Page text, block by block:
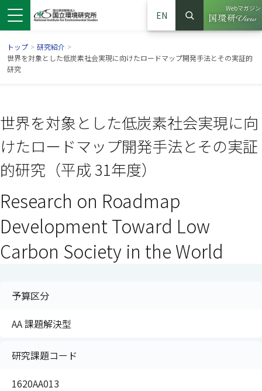
ドウで開きます）
ンドウで開きます）
ウインドウで開きます）
EN
サイト内検索
検索
Webマガジン
（別ウイ
トップ > 研究紹介 >
世界を対象とした低炭素社会実現に向けたロードマップ開発手法とその実証的
研究
世界を対象とした低炭素社会実現に向
けたロードマップ開発手法とその実証
的研究（平成 31年度）
Research on Roadmap
Development Toward Low
Carbon Society in the World
予算区分
AA 課題解決型
研究課題コード
1620AA013